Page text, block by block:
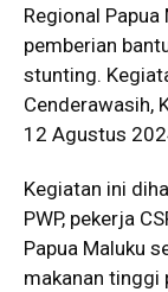
Regional
pemberian
stunting.
Cenderawasih,
12 Agustus
Kegiatan ini
PWP, pekerja
Papua Maluku
makanan tinggi